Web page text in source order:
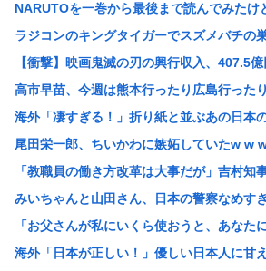
【イーロン・マスク】NVIDIAのGPUだけを
熊本世帯に10万円貸し付け、無利子www
【悲報】高市首相の靖国参拝「適切に判
居酒屋で｢とりわさ｣を食べた医師､全身麻
【画像】黒ギャル「おぢってこういうのが
【朗報】秋葉原、かつての活気がガチで戻
【画像】 女雀士さん、普通に脱いでしま
新しく来た日本人の先生がとても若く見え
【うさぎおいしい】「ウサギの島」生態系
【画像】パパ活1回15000円で生活している
NARUTOを一巻から最後まで読んでみたけ
ラジコンのキングタイガーでスズメバチの
【衝撃】映画鬼滅の刃の興行収入、407.5
高市早苗、今週は熊本行ったり広島行った
海外「凄すぎる！」折り紙と並ぶあの日本
尾田栄一郎、ちいかわに嫉妬していたw w
「教職員の働き方改革は大事だが」吉村知
みいちゃんと山田さん、日本の警察なめす
「お父さんが私にいくら使おうと、あなた
海外「日本が正しい！」優しい日本人に甘